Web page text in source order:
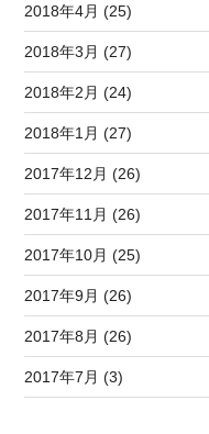
2018年4月 (25)
2018年3月 (27)
2018年2月 (24)
2018年1月 (27)
2017年12月 (26)
2017年11月 (26)
2017年10月 (25)
2017年9月 (26)
2017年8月 (26)
2017年7月 (3)